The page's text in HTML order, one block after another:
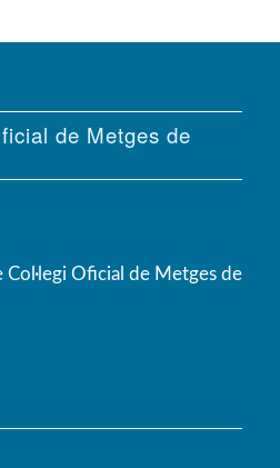
de Metges de
Col·legi Oficial de Metges de